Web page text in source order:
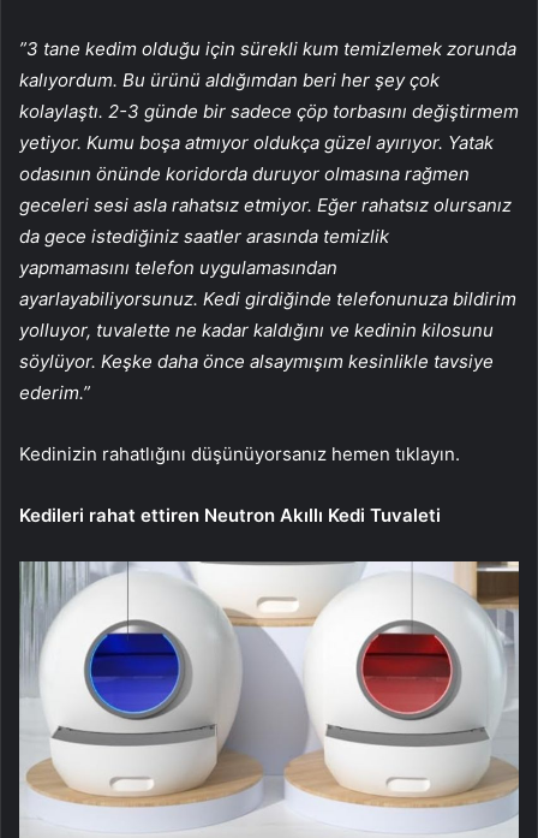
”3 tane kedim olduğu için sürekli kum temizlemek zorunda
kalıyordum. Bu ürünü aldığımdan beri her şey çok
kolaylaştı. 2-3 günde bir sadece çöp torbasını değiştirmem
yetiyor. Kumu boşa atmıyor oldukça güzel ayırıyor. Yatak
odasının önünde koridorda duruyor olmasına rağmen
geceleri sesi asla rahatsız etmiyor. Eğer rahatsız olursanız
da gece istediğiniz saatler arasında temizlik
yapmamasını telefon uygulamasından
ayarlayabiliyorsunuz. Kedi girdiğinde telefonunuza bildirim
yolluyor, tuvalette ne kadar kaldığını ve kedinin kilosunu
söylüyor. Keşke daha önce alsaymışım kesinlikle tavsiye
ederim.”
Kedinizin rahatlığını düşünüyorsanız hemen tıklayın.
Kedileri rahat ettiren Neutron Akıllı Kedi Tuvaleti